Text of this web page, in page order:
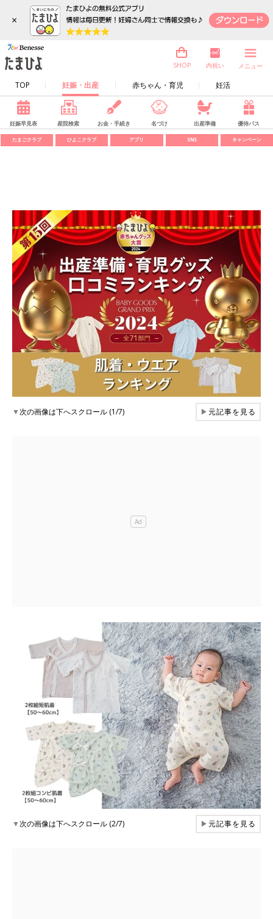
×
TOP 妊娠・出産 赤ちゃん・育児 妊活
SHOP 内祝い メニュー
妊娠早見表 産院検索 お金・手続き 名づけ 出産準備 優待パス
たまごクラブ ひよこクラブ アプリ SNS キャンペーン
▼次の画像は下へスクロール (1/7) ▶元記事を見る
▼次の画像は下へスクロール (2/7) ▶元記事を見る